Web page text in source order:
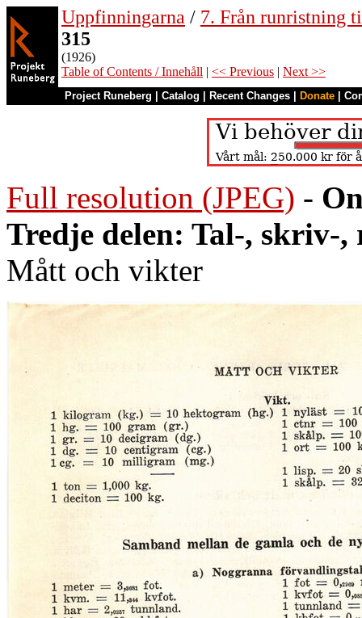
Uppfinningarna / 7. Från runristning
315
(1926)
Table of Contents / Innehåll | << Previous | Next >>
Project Runeberg Catalog Recent Changes Donate
Full resolution (JPEG) -
Tredje delen: Tal-, skriv-
Mått och vikter